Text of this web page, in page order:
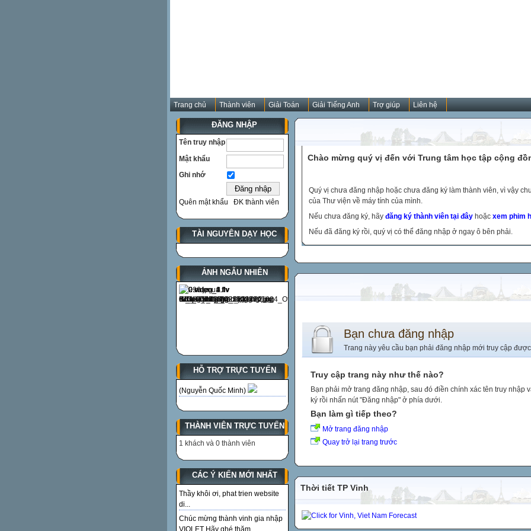
Trang chủ Thành viên Giải Toán Giải Tiếng Anh Trợ giúp Liên hệ
ĐĂNG NHẬP
Tên truy nhập
Mật khẩu
Ghi nhớ
Quên mật khẩu ĐK thành viên
TÀI NGUYÊN DẠY HỌC
ẢNH NGẪU NHIÊN
HỖ TRỢ TRỰC TUYẾN
(Nguyễn Quốc Minh)
THÀNH VIÊN TRỰC TUYẾN
1 khách và 0 thành viên
CÁC Ý KIẾN MỚI NHẤT
Thầy khôi ơi, phat trien website
di...
Chúc mừng thành vinh gia nhập
VIOLET Hãy ghé thăm...
Chào mừng quý vị đến với Trung tâm học tập cộng
Quý vị chưa đăng nhập hoặc chưa đăng ký làm thành viên, vì vậy
của Thư viện về máy tính của mình.
Nếu chưa đăng ký, hãy đăng ký thành viên tại đây hoặc xem phim
Nếu đã đăng ký rồi, quý vị có thể đăng nhập ở ngay ô bên phải.
Bạn chưa đăng nhập
Trang này yêu cầu bạn phải đăng nhập mới truy cập
Truy cập trang này như thế nào?
Bạn phải mở trang đăng nhập, sau đó điền chính xác tên truy nhập
ký rồi nhấn nút "Đăng nhập" ở phía dưới.
Bạn làm gì tiếp theo?
Mở trang đăng nhập
Quay trở lại trang trước
Thời tiết TP Vinh